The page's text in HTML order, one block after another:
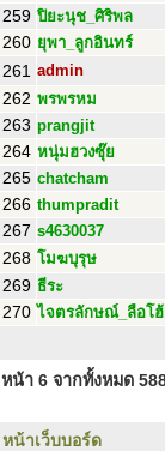
259 ปิยะนุช_ศิริพล
260 ยุพา_ลูกอินทร์
261 admin
262 พรพรหม
263 prangjit
264 หนุ่มฮวงซุ๊ย
265 chatcham
266 thumpradit
267 s4630037
268 โมฆบุรุษ
269 ธีระ
270 ไจตรลักษณ์_ลือโฮ้
หน้า 6 จากทั้งหมด
หน้าเว็บบอร์ด